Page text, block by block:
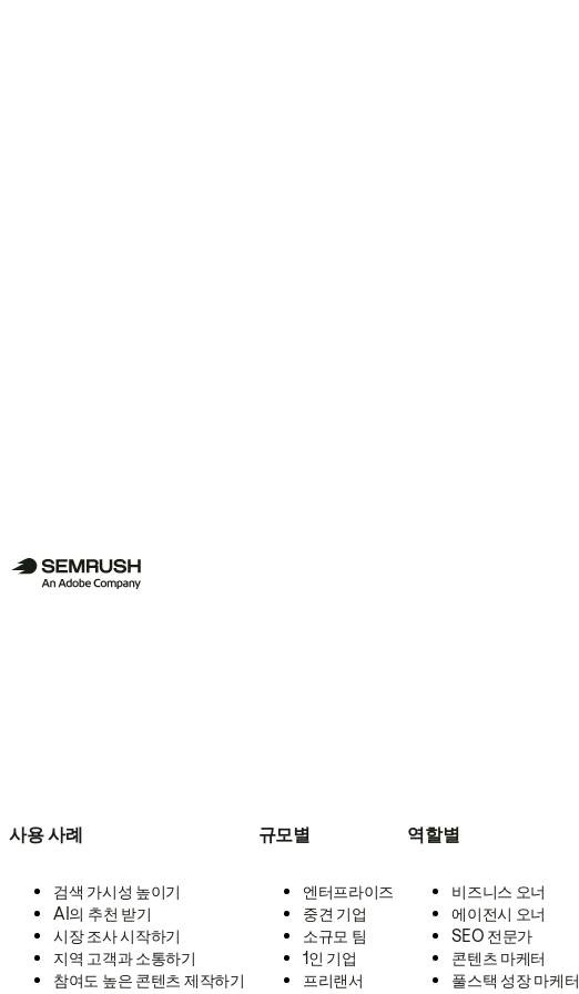
사용 사례
검색 가시성 높이기
AI의 추천 받기
시장 조사 시작하기
지역 고객과 소통하기
참여도 높은 콘텐츠 제작하기
규모별
엔터프라이즈
중견 기업
소규모 팀
1인 기업
프리랜서
역할별
비즈니스 오너
에이전시 오너
SEO 전문가
콘텐츠 마케터
풀스택 성장 마케터